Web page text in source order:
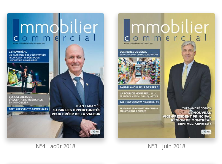
N°4 - août 2018 N°3 - juin 2018